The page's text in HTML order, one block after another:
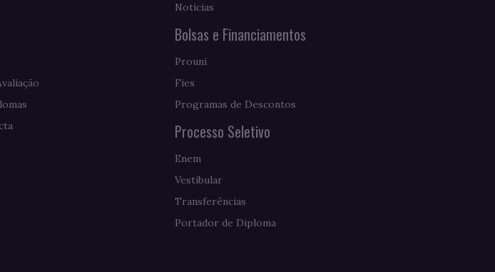
Notícias
Bolsas e Financiamentos
Prouni
Fies
Programas de Descontos
Processo Seletivo
Enem
Vestibular
Transferências
Portador de Diploma